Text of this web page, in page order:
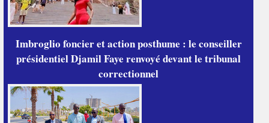
Imbroglio foncier et action posthume : le conseiller
présidentiel Djamil Faye renvoyé devant le tribunal
correctionnel